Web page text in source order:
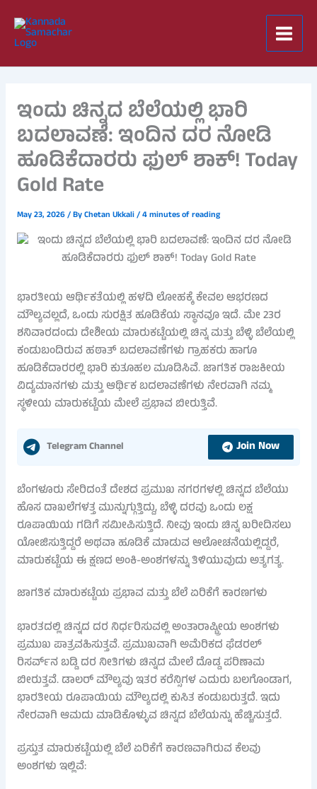
content
ಇಂದು ಚಿನ್ನದ ಬೆಲೆಯಲ್ಲಿ ಭಾರಿ
ಬದಲಾವಣೆ: ಇಂದಿನ ದರ ನೋಡಿ
ಹೂಡಿಕೆದಾರರು ಫುಲ್ ಶಾಕ್! Today
Gold Rate
May 23, 2026/ ByChetan Ukkali/4 minutes of reading
ಭಾರತೀಯ ಆರ್ಥಿಕತೆಯಲ್ಲಿ ಹಳದಿ ಲೋಹಕ್ಕೆ ಕೇವಲ ಆಭರಣದ
ಮೌಲ್ಯವಲ್ಲದೆ, ಒಂದು ಸುರಕ್ಷಿತ ಹೂಡಿಕೆಯ ಸ್ಥಾನವೂ ಇದೆ. ಮೇ 23ರ
ಶನಿವಾರದಂದು ದೇಶೀಯ ಮಾರುಕಟ್ಟೆಯಲ್ಲಿ ಚಿನ್ನ ಮತ್ತು ಬೆಳ್ಳಿ ಬೆಲೆಯಲ್ಲಿ
ಕಂಡುಬಂದಿರುವ ಹಠಾತ್ ಬದಲಾವಣೆಗಳು ಗ್ರಾಹಕರು ಹಾಗೂ
ಹೂಡಿಕೆದಾರರಲ್ಲಿ ಭಾರಿ ಕುತೂಹಲ ಮೂಡಿಸಿವೆ. ಜಾಗತಿಕ ರಾಜಕೀಯ
ವಿದ್ಯಮಾನಗಳು ಮತ್ತು ಆರ್ಥಿಕ ಬದಲಾವಣೆಗಳು ನೇರವಾಗಿ ನಮ್ಮ
ಸ್ಥಳೀಯ ಮಾರುಕಟ್ಟೆಯ ಮೇಲೆ ಪ್ರಭಾವ ಬೀರುತ್ತಿವೆ.
Telegram Channel Join Now
ಬೆಂಗಳೂರು ಸೇರಿದಂತೆ ದೇಶದ ಪ್ರಮುಖ ನಗರಗಳಲ್ಲಿ ಚಿನ್ನದ ಬೆಲೆಯು
ಹೊಸ ದಾಖಲೆಗಳತ್ತ ಮುನ್ನುಗ್ಗುತ್ತಿದ್ದು, ಬೆಳ್ಳಿ ದರವು ಒಂದು ಲಕ್ಷ
ರೂಪಾಯಿಯ ಗಡಿಗೆ ಸಮೀಪಿಸುತ್ತಿದೆ. ನೀವು ಇಂದು ಚಿನ್ನ ಖರೀದಿಸಲು
ಯೋಜಿಸುತ್ತಿದ್ದರೆ ಅಥವಾ ಹೂಡಿಕೆ ಮಾಡುವ ಆಲೋಚನೆಯಲ್ಲಿದ್ದರೆ,
ಮಾರುಕಟ್ಟೆಯ ಈ ಕ್ಷಣದ ಅಂಕಿ-ಅಂಶಗಳನ್ನು ತಿಳಿಯುವುದು ಅತ್ಯಗತ್ಯ.
ಜಾಗತಿಕ ಮಾರುಕಟ್ಟೆಯ ಪ್ರಭಾವ ಮತ್ತು ಬೆಲೆ ಏರಿಕೆಗೆ ಕಾರಣಗಳು
ಭಾರತದಲ್ಲಿ ಚಿನ್ನದ ದರ ನಿರ್ಧರಿಸುವಲ್ಲಿ ಅಂತಾರಾಷ್ಟ್ರೀಯ ಅಂಶಗಳು
ಪ್ರಮುಖ ಪಾತ್ರವಹಿಸುತ್ತವೆ. ಪ್ರಮುಖವಾಗಿ ಅಮೆರಿಕದ ಫೆಡರಲ್
ರಿಸರ್ವ್‌ನ ಬಡ್ಡಿ ದರ ನೀತಿಗಳು ಚಿನ್ನದ ಮೇಲೆ ದೊಡ್ಡ ಪರಿಣಾಮ
ಬೀರುತ್ತವೆ. ಡಾಲರ್ ಮೌಲ್ಯವು ಇತರ ಕರೆನ್ಸಿಗಳ ಎದುರು ಬಲಗೊಂಡಾಗ,
ಭಾರತೀಯ ರೂಪಾಯಿಯ ಮೌಲ್ಯದಲ್ಲಿ ಕುಸಿತ ಕಂಡುಬರುತ್ತದೆ. ಇದು
ನೇರವಾಗಿ ಆಮದು ಮಾಡಿಕೊಳ್ಳುವ ಚಿನ್ನದ ಬೆಲೆಯನ್ನು ಹೆಚ್ಚಿಸುತ್ತದೆ.
ಪ್ರಸ್ತುತ ಮಾರುಕಟ್ಟೆಯಲ್ಲಿ ಬೆಲೆ ಏರಿಕೆಗೆ ಕಾರಣವಾಗಿರುವ ಕೆಲವು
ಅಂಶಗಳು ಇಲ್ಲಿವೆ: